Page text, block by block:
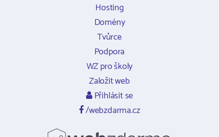
Hosting
Domény
Tvůrce
Podpora
WZ pro školy
Založit web
Přihlásit se
/webzdarma.cz